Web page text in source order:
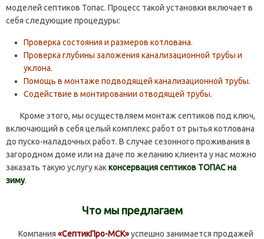
моделей септиков Топас. Процесс такой установки включает в
себя следующие процедуры:
Проверка состояния и размеров котлована.
Проверка глубины заложения канализационной трубы и
уклона.
Помощь в монтаже подводящей канализационной трубы.
Содействие в монтировании отводящей трубы.
Кроме этого, мы осуществляем монтаж септиков под ключ,
включающий в себя целый комплекс работ от рытья котлована
до пуско-наладочных работ. В случае сезонного проживания в
загородном доме или на даче по желанию клиента у нас можно
заказать такую услугу какконсервация септиков ТОПАС на
зиму.
Что мы предлагаем
Компания «СептикПро-МСК»успешно занимается продажей